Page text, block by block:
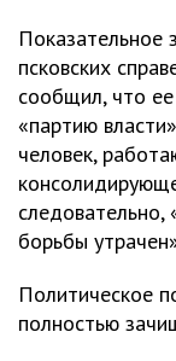
Показательное
псковских
сообщил, что
«партию
человек,
борьбы
Политическое
полностью